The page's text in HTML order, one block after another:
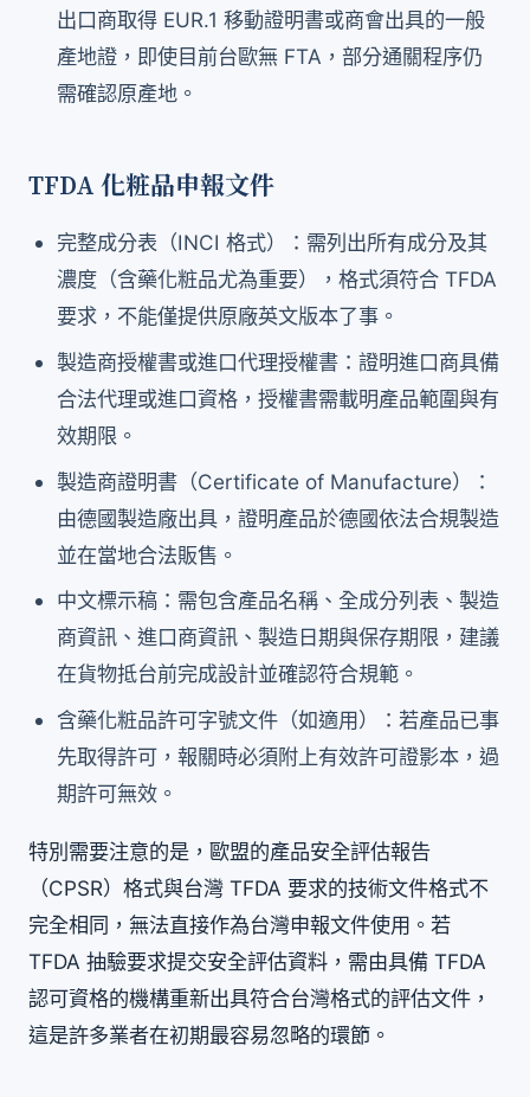
出口商取得 EUR.1 移動證明書或商會出具的一般
產地證，即使目前台歐無 FTA，部分通關程序仍
需確認原產地。
TFDA 化粧品申報文件
完整成分表（INCI 格式）：需列出所有成分及其
濃度（含藥化粧品尤為重要），格式須符合 TFDA
要求，不能僅提供原廠英文版本了事。
製造商授權書或進口代理授權書：證明進口商具備
合法代理或進口資格，授權書需載明產品範圍與有
效期限。
製造商證明書（Certificate of Manufacture）：
由德國製造廠出具，證明產品於德國依法合規製造
並在當地合法販售。
中文標示稿：需包含產品名稱、全成分列表、製造
商資訊、進口商資訊、製造日期與保存期限，建議
在貨物抵台前完成設計並確認符合規範。
含藥化粧品許可字號文件（如適用）：若產品已事
先取得許可，報關時必須附上有效許可證影本，過
期許可無效。
特別需要注意的是，歐盟的產品安全評估報告
（CPSR）格式與台灣 TFDA 要求的技術文件格式不
完全相同，無法直接作為台灣申報文件使用。若
TFDA 抽驗要求提交安全評估資料，需由具備 TFDA
認可資格的機構重新出具符合台灣格式的評估文件，
這是許多業者在初期最容易忽略的環節。